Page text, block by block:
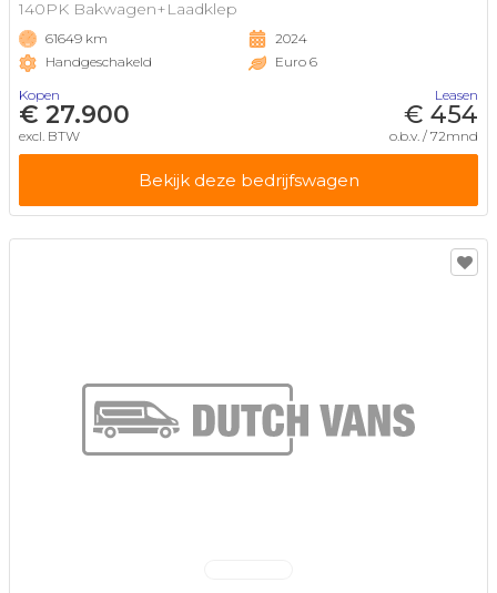
140PK Bakwagen+Laadklep
61649 km
Handgeschakeld
2024
Euro 6
Kopen
€ 27.900
excl. BTW
Leasen
€ 454
o.b.v. / 72mnd
Bekijk deze bedrijfswagen